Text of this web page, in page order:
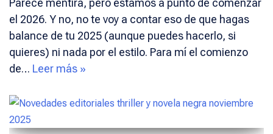
Parece mentira, pero estamos a punto de comenzar
el 2026. Y no, no te voy a contar eso de que hagas
balance de tu 2025 (aunque puedes hacerlo, si
quieres) ni nada por el estilo. Para mí el comienzo
de… Leer más »